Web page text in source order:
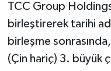
TCC Group
birleştirerek tarihi
birleşme
(Çin hariç) 3. büyük